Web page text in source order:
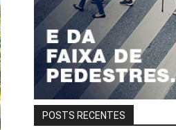
POSTS RECENTES